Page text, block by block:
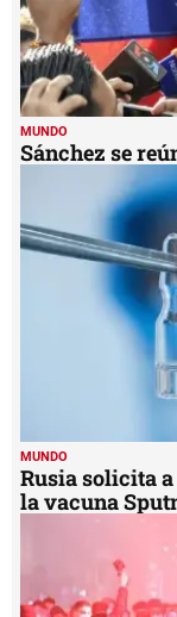
MUNDO
Sánchez se
MUNDO
Rusia solicita
la vacuna